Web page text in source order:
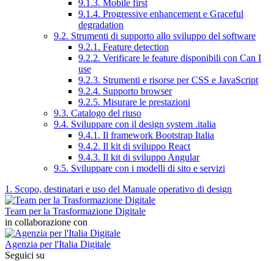
9.1.3. Mobile first
9.1.4. Progressive enhancement e Graceful
degradation
9.2. Strumenti di supporto allo sviluppo del software
9.2.1. Feature detection
9.2.2. Verificare le feature disponibili con Can I
use
9.2.3. Strumenti e risorse per CSS e JavaScript
9.2.4. Supporto browser
9.2.5. Misurare le prestazioni
9.3. Catalogo del riuso
9.4. Sviluppare con il design system .italia
9.4.1. Il framework Bootstrap Italia
9.4.2. Il kit di sviluppo React
9.4.3. Il kit di sviluppo Angular
9.5. Sviluppare con i modelli di sito e servizi
1. Scopo, destinatari e uso del Manuale operativo di design
Team per la Trasformazione Digitale
in collaborazione con
Agenzia per l'Italia Digitale
Seguici su